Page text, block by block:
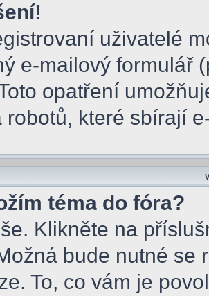
uživatelé
e-mailový formulář
opatření
robotů, které sbírají
téma do fóra?
Klikněte na
bude nutné se
To, co vám je